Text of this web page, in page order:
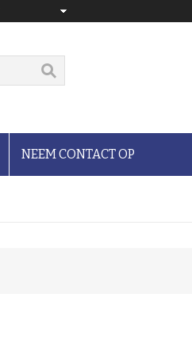
NEEM CONTACT OP